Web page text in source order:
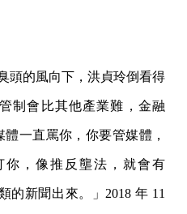
頭的風向下，洪貞玲倒看得
制會比其他產業難，金融
一直罵你，你要管媒體，
，像推反壟法，就會有
的新聞出來。」2018 年 11